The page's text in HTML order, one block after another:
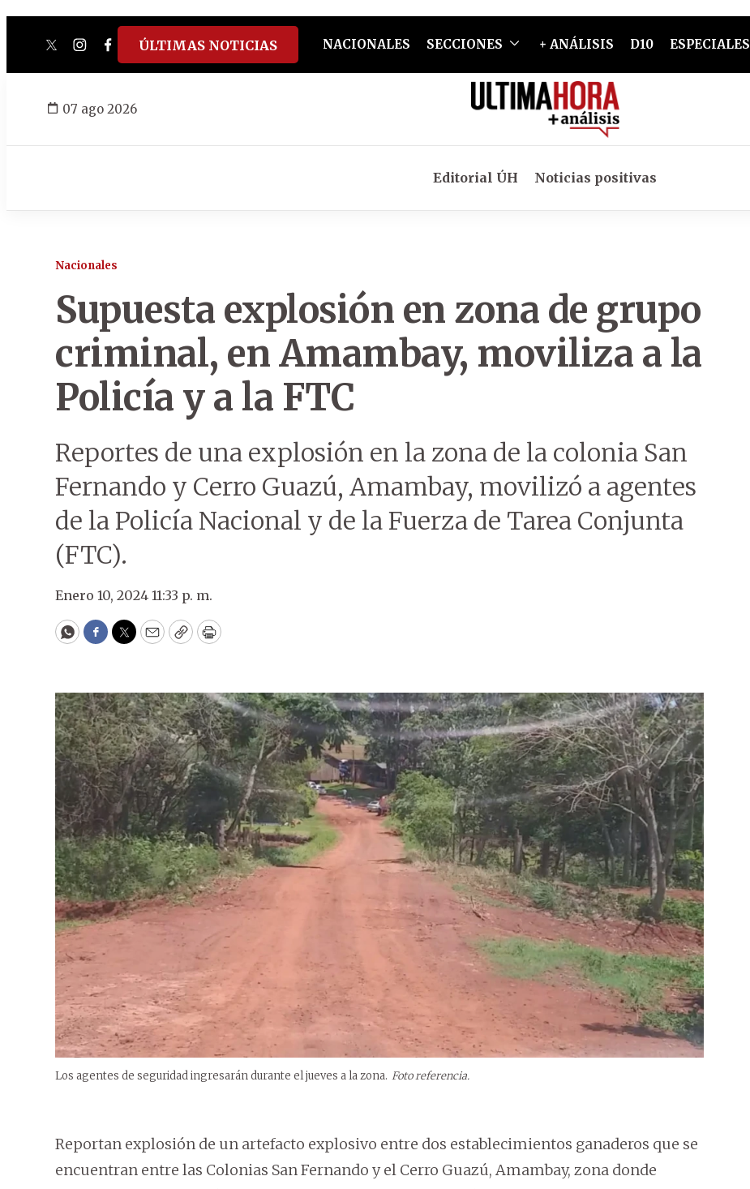
twitterinstagram
facebook
tiktokyoutube
spotify
ÚLTIMAS NOTICIAS NACIONALES SECCIONES + ANÁLISIS D10 ESPECIALES
07 ago 2026
Editorial ÚH Noticias positivas
Nacionales
Supuesta explosión en zona de grupo
criminal, en Amambay, moviliza a la
Policía y a la FTC
Reportes de una explosión en la zona de la colonia San
Fernando y Cerro Guazú, Amambay, movilizó a agentes
de la Policía Nacional y de la Fuerza de Tarea Conjunta
(FTC).
Enero 10, 2024 11:33 p. m.
WhatsApp
Facebook
Twitter
EmailCopyPrint
Los agentes de seguridad ingresarán durante el jueves a la zona. Foto referencia.
Reportan explosión de un artefacto explosivo entre dos establecimientos ganaderos que se
encuentran entre las Colonias San Fernando y el Cerro Guazú, Amambay, zona donde